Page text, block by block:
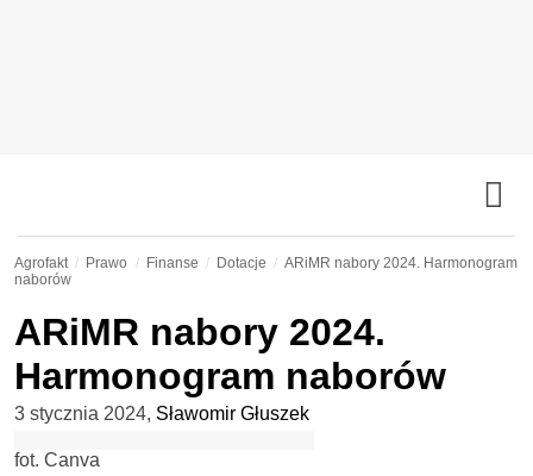
Agrofakt Prawo Finanse Dotacje
ARiMR nabory 2024. Harmonogram
naborów
ARiMR nabory 2024.
Harmonogram naborów
3 stycznia 2024, Sławomir Głuszek
fot. Canva